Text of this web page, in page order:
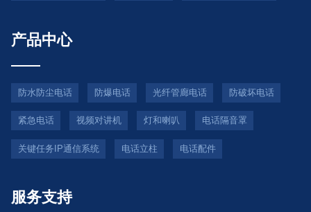
产品中心
防水防尘电话 防爆电话 光纤管廊电话 防破坏电话
紧急电话 视频对讲机 灯和喇叭 电话隔音罩
关键任务IP通信系统 电话立柱 电话配件
服务支持